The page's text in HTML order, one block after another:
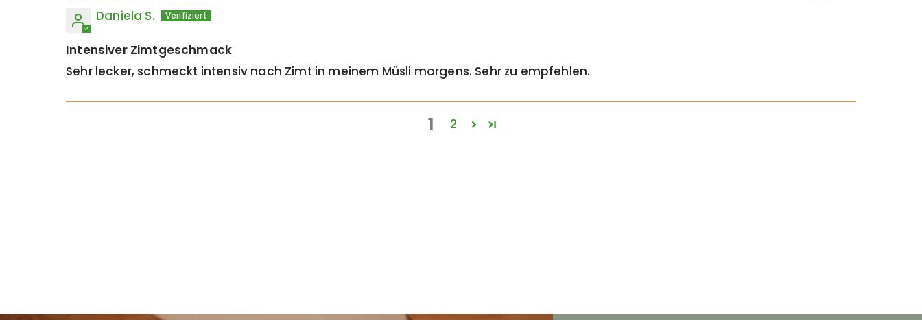
Daniela S.
Intensiver Zimtgeschmack
Sehr lecker, schmeckt intensiv nach Zimt in meinem Müsli morgens. Sehr zu empfehlen.
1 2